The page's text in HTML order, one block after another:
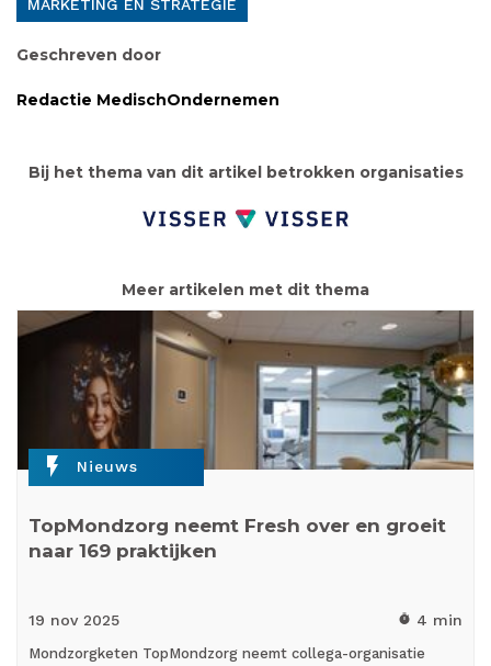
MARKETING EN STRATEGIE
Geschreven door
Redactie MedischOndernemen
Bij het thema van dit artikel betrokken organisaties
Meer artikelen met dit thema
flash_on Nieuws
TopMondzorg neemt Fresh over en groeit
naar 169 praktijken
19 nov 2025 timer 4 min
Mondzorgketen TopMondzorg neemt collega-organisatie